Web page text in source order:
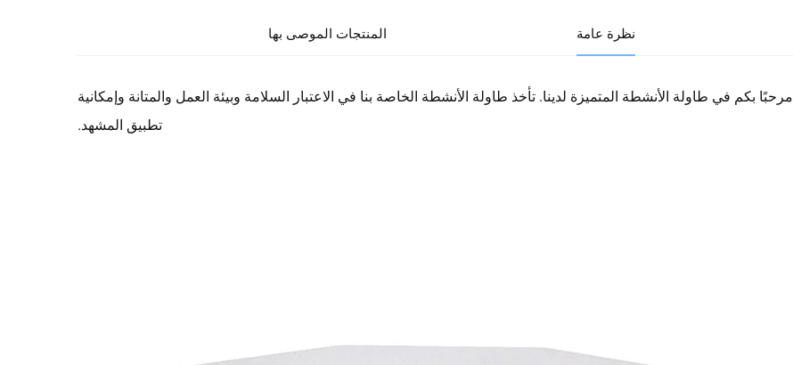
نظرة عامة المنتجات الموصى بها
مرحبًا بكم في طاولة الأنشطة المتميزة لدينا. تأخذ طاولة الأنشطة الخاصة بنا في الاعتبار السلامة وبيئة العمل والمتانة وإمكانية
تطبيق المشهد.